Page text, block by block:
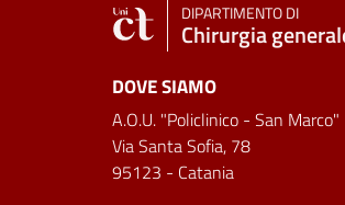
DIPARTIMENTO DI
Chirurgia
DOVE SIAMO
A.O.U. "Policlinico - San Marco"
Via Santa Sofia, 78
95123 - Catania